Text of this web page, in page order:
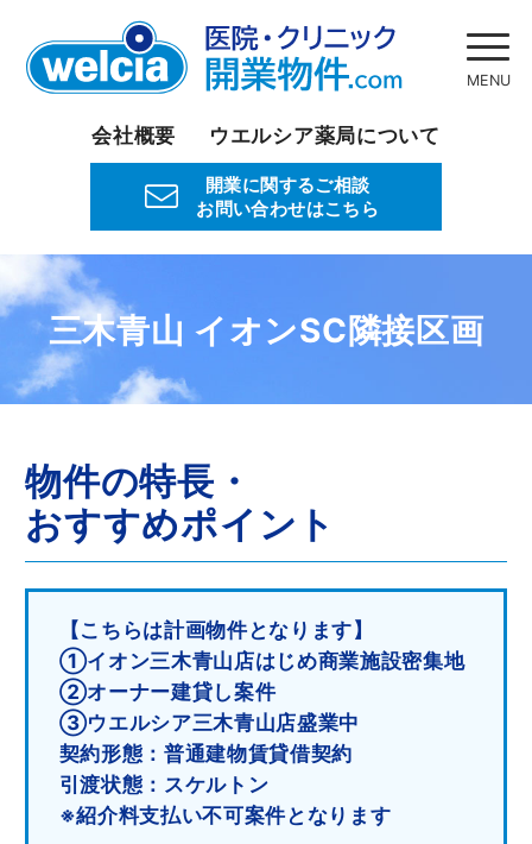
会社概要 ウエルシア薬局について
開業に関するご相談
お問い合わせはこちら
三木青山 イオンSC隣接区画
物件の特長・
おすすめポイント
【こちらは計画物件となります】
①イオン三木青山店はじめ商業施設密集地
②オーナー建貸し案件
③ウエルシア三木青山店盛業中
契約形態：普通建物賃貸借契約
引渡状態：スケルトン
※紹介料支払い不可案件となります